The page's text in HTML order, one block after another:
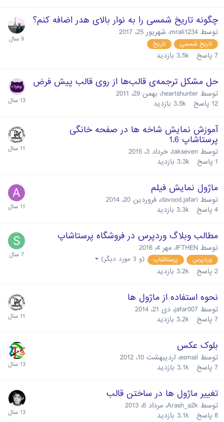
چگونه تاریخ شمسی را به نوار بالای هدر اضافه کنم؟
توسط mrali1234، شهریور 25، 2017
تاریخ شمسی تاریخ
7 پاسخ 3.5k بازدید
حل مشکل ترجمه‌ی قالب‌ها از روی قالب پیش فرض
توسط heartshunter، بهمن 29، 2011
12 پاسخ 3.5k بازدید
آموزش نمایش شاخه ها در صفحه خانگی
پرستاشاپ 1.6
توسط takseven، خرداد 3، 2015
1 پاسخ 3.3k بازدید
ماژول نمایش فیلم
توسط davood.jafari، فروردین 20، 2014
4 پاسخ 3.3k بازدید
مطالب وبلاگ وردپرس در فروشگاه پرستاشاپ
توسط IFTHEN، مهر 4، 2016
وردپرس پرستاشاپ (و 3 مورد دیگر)
2 پاسخ 3.2k بازدید
نحوه استفاده از ماژول ها
توسط jafar007، دی 21، 2014
7 پاسخ 3.2k بازدید
بلوک عکس
توسط esmail، اردیبهشت 10، 2012
7 پاسخ 3.1k بازدید
تغيير ماژول ها در ساختن قالب
توسط Arash_a2k، مرداد 6، 2013
8 پاسخ 3.1k بازدید